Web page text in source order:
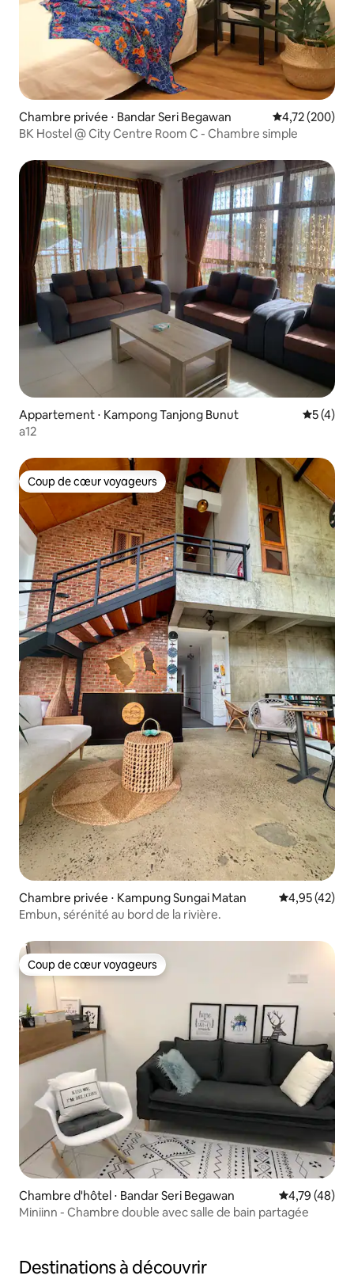
Chambre privée ⋅ Bandar Seri Begawan Évaluation
4,72 (200)
BK Hostel @ City Centre Room C - Chambre simple
Appartement ⋅ Kampong Tanjong Bunut
5 (4)
a12
Coup de cœur voyageurs
Coup de cœur voyageurs
Chambre privée ⋅ Kampung Sungai Matan Évaluation
4,95 (42)
Embun, sérénité au bord de la rivière.
Coup de cœur voyageurs
Coup de cœur voyageurs
Chambre d'hôtel ⋅ Bandar Seri Begawan Évaluation
4,79 (48)
Miniinn - Chambre double avec salle de bain partagée
Destinations à découvrir